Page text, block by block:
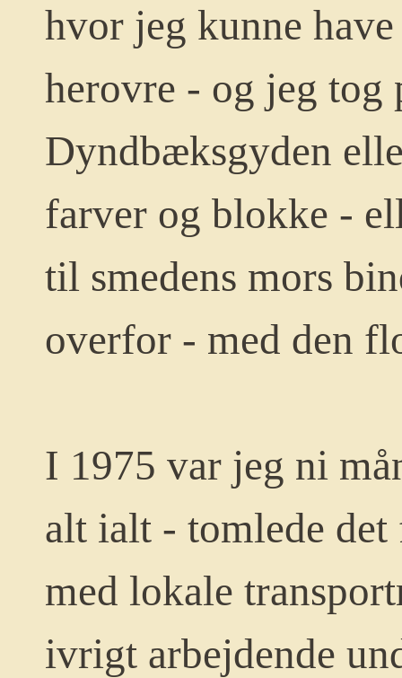
hvor jeg kunne
herovre - og jeg tog
Dyndbæksgyden
farver og blokke -
til smedens mors
overfor - med den
I 1975 var jeg ni
alt ialt - tomlede
med lokale
ivrigt arbejdende